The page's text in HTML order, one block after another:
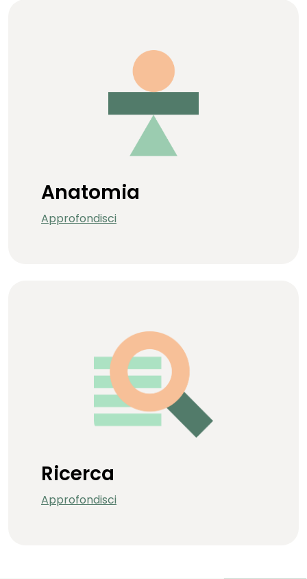
Anatomia
Approfondisci
Ricerca
Approfondisci